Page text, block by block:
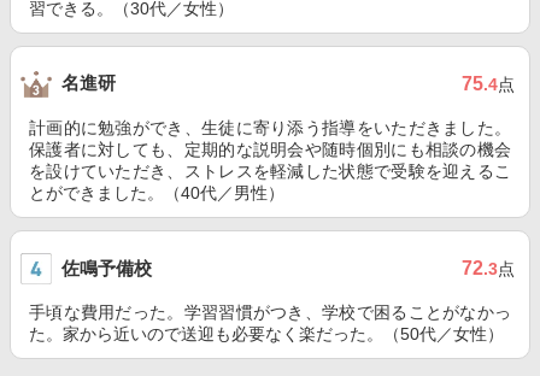
習できる。（30代／女性）
名進研 75.4点
計画的に勉強ができ、生徒に寄り添う指導をいただきました。
保護者に対しても、定期的な説明会や随時個別にも相談の機会
を設けていただき、ストレスを軽減した状態で受験を迎えるこ
とができました。（40代／男性）
佐鳴予備校 72.3点
手頃な費用だった。学習習慣がつき、学校で困ることがなかっ
た。家から近いので送迎も必要なく楽だった。（50代／女性）